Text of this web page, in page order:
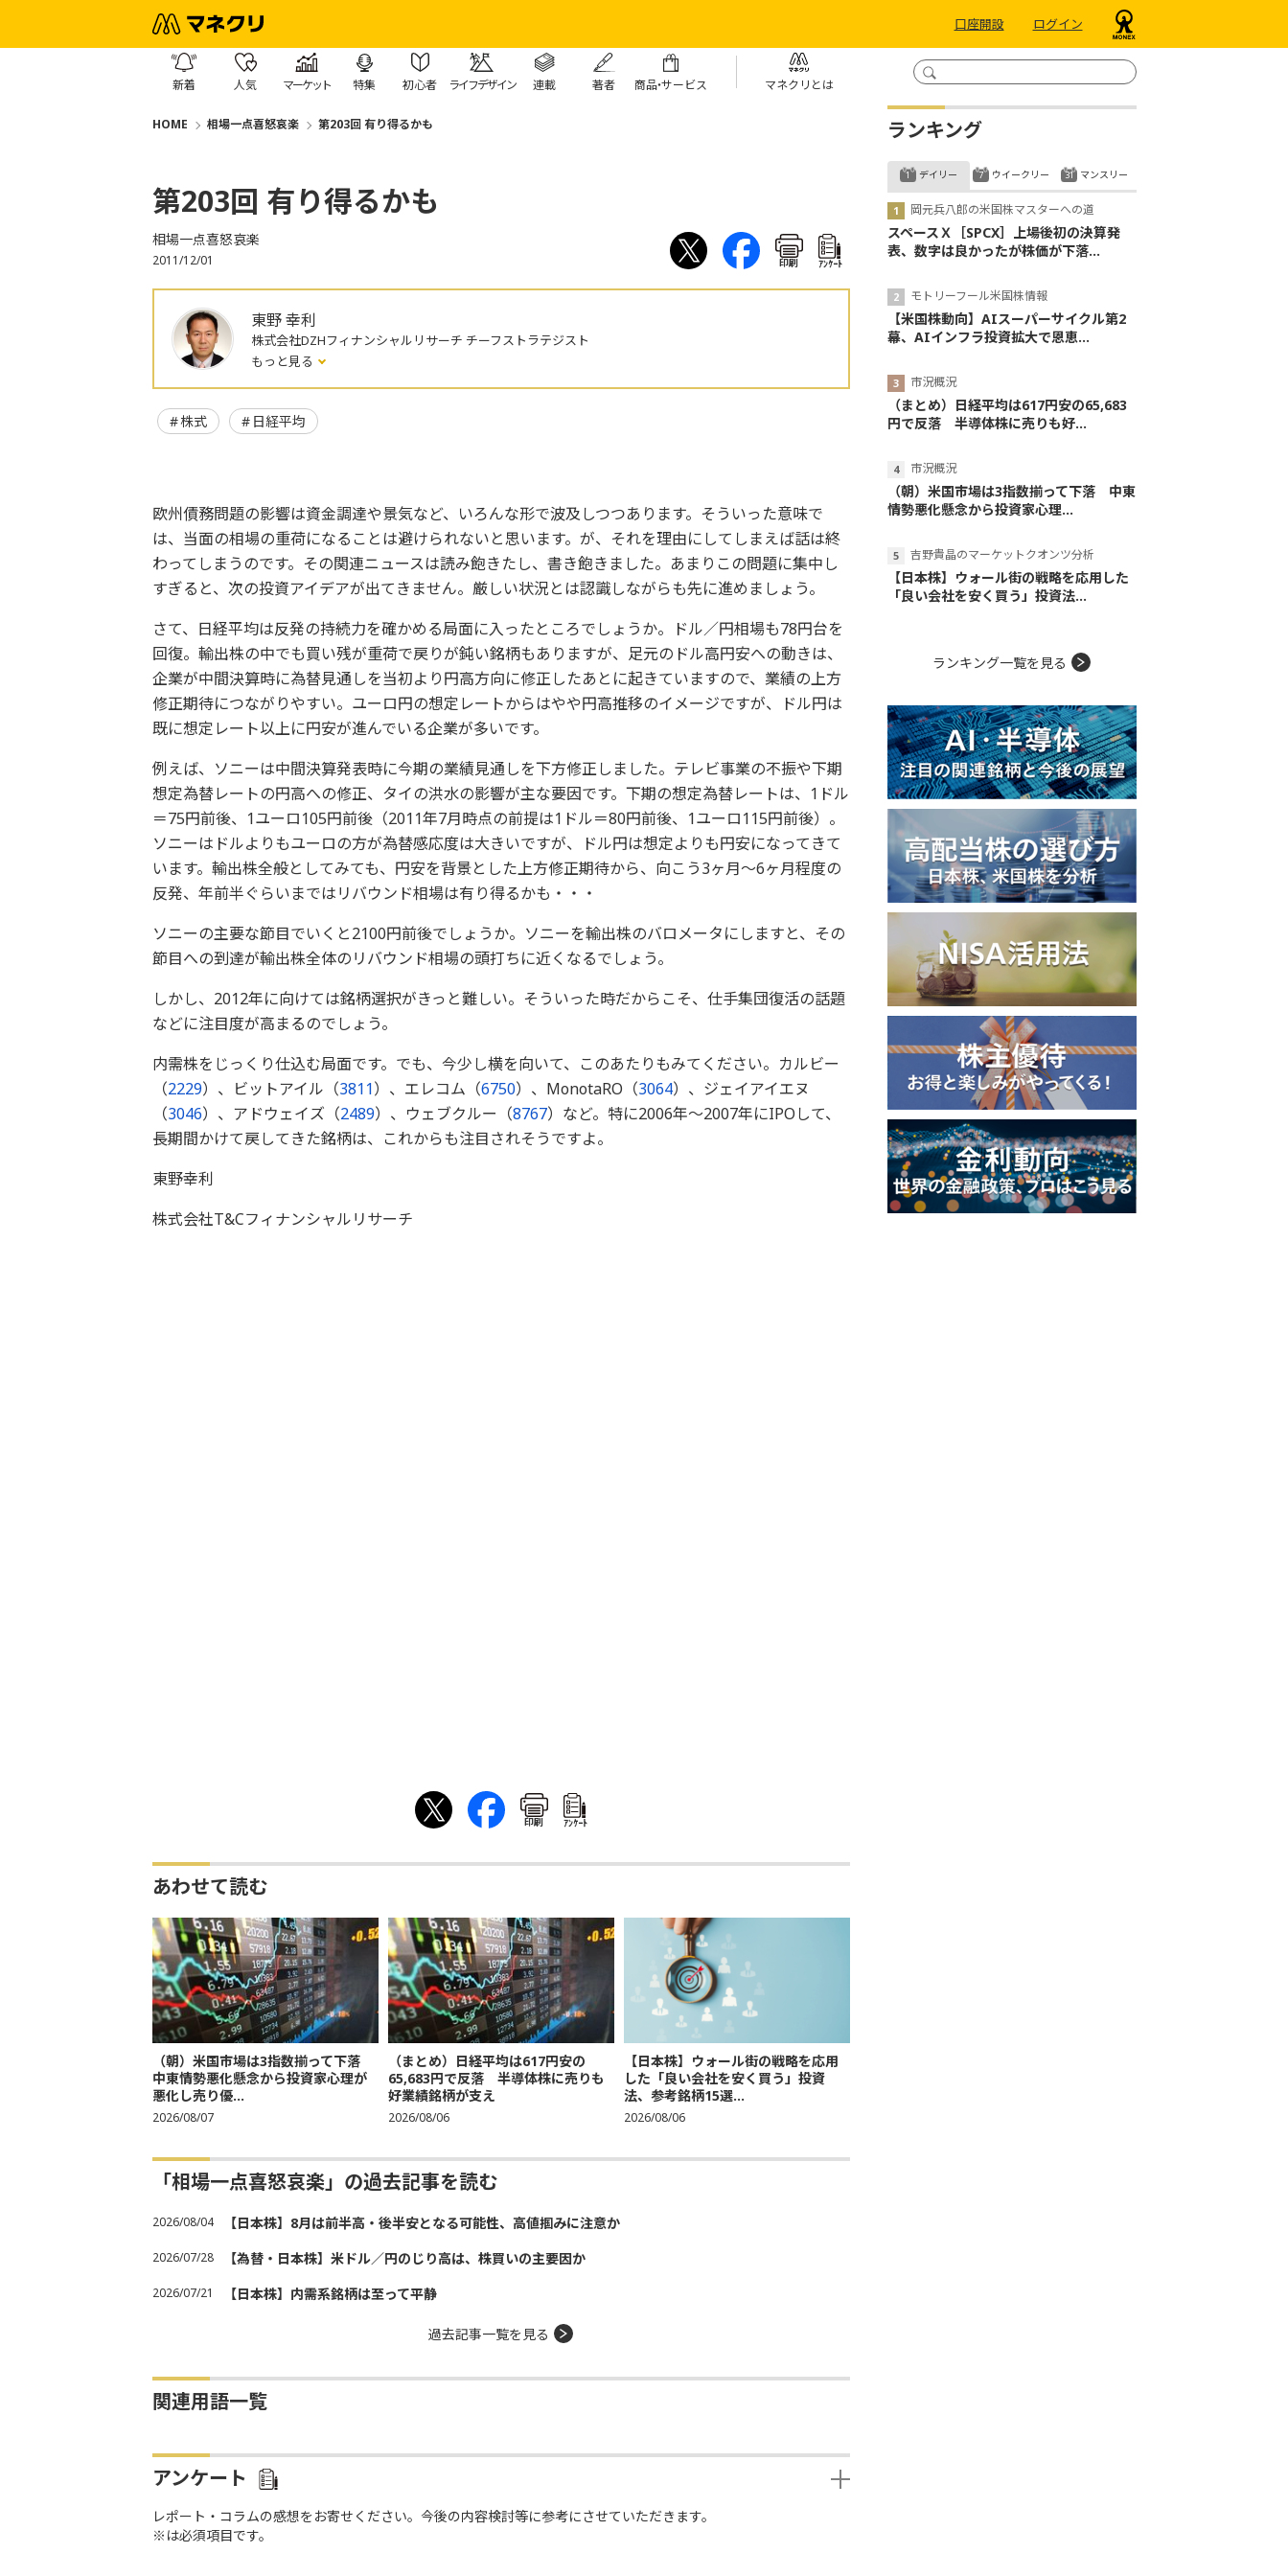
口座開設 ログイン
新着 人気 マーケット 特集 初心者 ライフデザイン 連載 著者 商品・サービス マネクリとは
HOME 相場一点喜怒哀楽 第203回 有り得るかも
第203回 有り得るかも
相場一点喜怒哀楽
2011/12/01 印刷 ｱﾝｹｰﾄ
東野 幸利
株式会社DZHフィナンシャルリサーチ チーフストラテジスト
もっと見る
株式 日経平均
欧州債務問題の影響は資金調達や景気など、いろんな形で波及しつつあります。そういった意味で
は、当面の相場の重荷になることは避けられないと思います。が、それを理由にしてしまえば話は終
わってしまうのです。その関連ニュースは読み飽きたし、書き飽きました。あまりこの問題に集中し
すぎると、次の投資アイデアが出てきません。厳しい状況とは認識しながらも先に進めましょう。
さて、日経平均は反発の持続力を確かめる局面に入ったところでしょうか。ドル／円相場も78円台を
回復。輸出株の中でも買い残が重荷で戻りが鈍い銘柄もありますが、足元のドル高円安への動きは、
企業が中間決算時に為替見通しを当初より円高方向に修正したあとに起きていますので、業績の上方
修正期待につながりやすい。ユーロ円の想定レートからはやや円高推移のイメージですが、ドル円は
既に想定レート以上に円安が進んでいる企業が多いです。
例えば、ソニーは中間決算発表時に今期の業績見通しを下方修正しました。テレビ事業の不振や下期
想定為替レートの円高への修正、タイの洪水の影響が主な要因です。下期の想定為替レートは、1ドル
＝75円前後、1ユーロ105円前後（2011年7月時点の前提は1ドル＝80円前後、1ユーロ115円前後）。
ソニーはドルよりもユーロの方が為替感応度は大きいですが、ドル円は想定よりも円安になってきて
います。輸出株全般としてみても、円安を背景とした上方修正期待から、向こう3ヶ月～6ヶ月程度の
反発、年前半ぐらいまではリバウンド相場は有り得るかも・・・
ソニーの主要な節目でいくと2100円前後でしょうか。ソニーを輸出株のバロメータにしますと、その
節目への到達が輸出株全体のリバウンド相場の頭打ちに近くなるでしょう。
しかし、2012年に向けては銘柄選択がきっと難しい。そういった時だからこそ、仕手集団復活の話題
などに注目度が高まるのでしょう。
内需株をじっくり仕込む局面です。でも、今少し横を向いて、このあたりもみてください。カルビー
（2229）、ビットアイル（3811）、エレコム（6750）、MonotaRO（3064）、ジェイアイエヌ
（3046）、アドウェイズ（2489）、ウェブクルー（8767）など。特に2006年～2007年にIPOして、
長期間かけて戻してきた銘柄は、これからも注目されそうですよ。
東野幸利
株式会社T&Cフィナンシャルリサーチ
印刷 ｱﾝｹｰﾄ
あわせて読む
（朝）米国市場は3指数揃って下落
中東情勢悪化懸念から投資家心理が
悪化し売り優...
2026/08/07
（まとめ）日経平均は617円安の
65,683円で反落 半導体株に売りも
好業績銘柄が支え
2026/08/06
【日本株】ウォール街の戦略を応用
した「良い会社を安く買う」投資
法、参考銘柄15選...
2026/08/06
「相場一点喜怒哀楽」の過去記事を読む
2026/08/04 【日本株】8月は前半高・後半安となる可能性、高値掴みに注意か
2026/07/28 【為替・日本株】米ドル／円のじり高は、株買いの主要因か
2026/07/21 【日本株】内需系銘柄は至って平静
過去記事一覧を見る
関連用語一覧
アンケート
レポート・コラムの感想をお寄せください。今後の内容検討等に参考にさせていただきます。
※は必須項目です。
ランキング
デイリー
岡元兵八郎の米国株マスターへの道
スペースＸ［SPCX］上場後初の決算発
表、数字は良かったが株価が下落...
モトリーフール米国株情報
【米国株動向】AIスーパーサイクル第2
幕、AIインフラ投資拡大で恩恵...
市況概況
（まとめ）日経平均は617円安の65,683
円で反落 半導体株に売りも好...
市況概況
（朝）米国市場は3指数揃って下落 中東
情勢悪化懸念から投資家心理...
吉野貴晶のマーケットクオンツ分析
【日本株】ウォール街の戦略を応用した
「良い会社を安く買う」投資法...
ウイークリー マンスリー
ランキング一覧を見る